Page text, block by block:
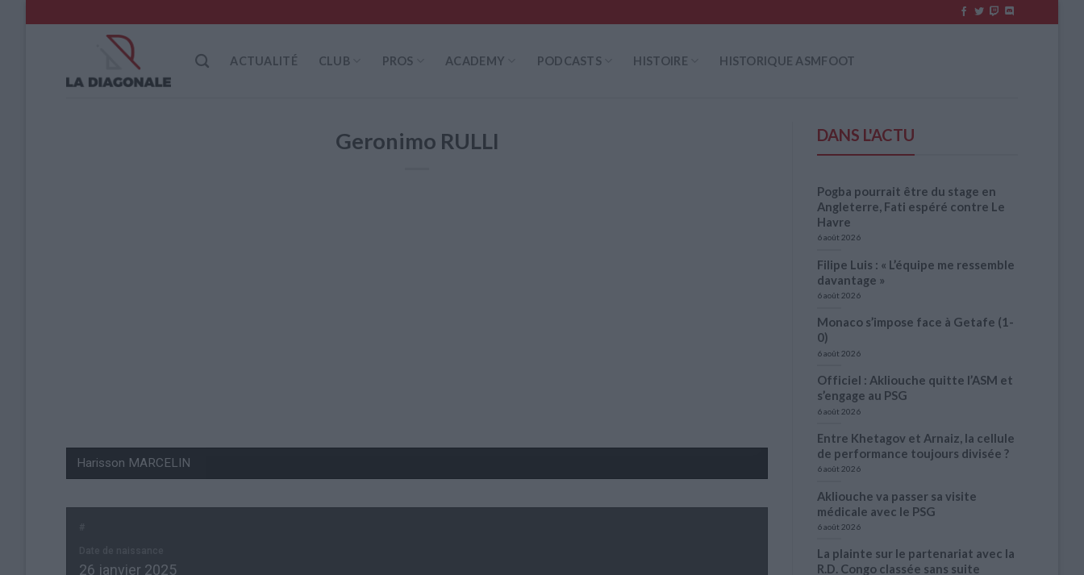
to
ACTUALITÉ CLUB PROS ACADEMY PODCASTS HISTOIRE HISTORIQUE ASMFOOT
Geronimo RULLI
26 janvier 2025
DANS L'ACTU
Pogba pourrait être du stage en
Angleterre, Fati espéré contre Le
Havre
6 août 2026
Filipe Luis : « L’équipe me ressemble
davantage »
6 août 2026
Monaco s’impose face à Getafe (1-
0)
6 août 2026
Officiel : Akliouche quitte l’ASM et
s’engage au PSG
6 août 2026
Entre Khetagov et Arnaiz, la cellule
de performance toujours divisée ?
6 août 2026
Akliouche va passer sa visite
médicale avec le PSG
6 août 2026
La plainte sur le partenariat avec la
R.D. Congo classée sans suite